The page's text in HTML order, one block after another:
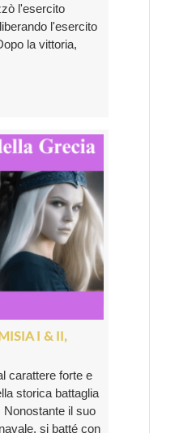
l'esercito
l'esercito
la vittoria,
I & II,
carattere forte e
storica battaglia
il suo
si batté con